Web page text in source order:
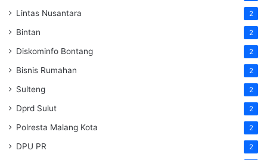
Lintas Nusantara 2
Bintan 2
Diskominfo Bontang 2
Bisnis Rumahan 2
Sulteng 2
Dprd Sulut 2
Polresta Malang Kota 2
DPU PR 2